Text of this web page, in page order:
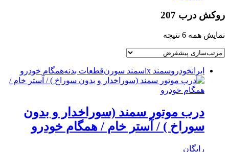
روکش درب 207
نمایش همه 6 نتیجه
ایرانخودروسمند lx سمند سورنقطعات بدنههمگام خودرو
درب موتور سمند (سوراخدار و بدون
سوراخ ) / آستر خام / همگام خودرو
رایگان